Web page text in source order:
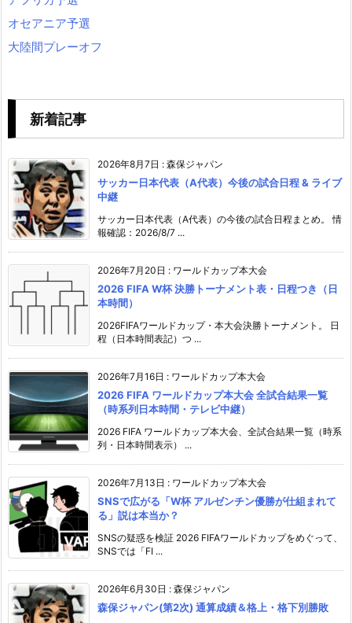
オセアニア予選
大陸間プレーオフ
新着記事
2026年8月7日 : 森保ジャパン
サッカー日本代表（A代表）今後の試合日程 & ライブ
中継
サッカー日本代表（A代表）の今後の試合日程まとめ。 情
報確認：2026/8/7 ...
2026年7月20日 : ワールドカップ本大会
2026 FIFA W杯 決勝トーナメント表・日程つき（日
本時間）
2026FIFAワールドカップ・本大会決勝トーナメント。 日
程（日本時間表記）つ ...
2026年7月16日 : ワールドカップ本大会
2026 FIFA ワールドカップ本大会 全試合結果一覧
（時系列日本時間・テレビ中継）
2026 FIFA ワールドカップ本大会、全試合結果一覧（時系
列・日本時間表示） ...
2026年7月13日 : ワールドカップ本大会
SNSで広がる「W杯 アルゼンチン優勝が仕組まれて
る」説は本当か？
SNSの疑惑を検証 2026 FIFAワールドカップをめぐって、
SNSでは「FI ...
2026年6月30日 : 森保ジャパン
森保ジャパン(第2次) 通算成績＆格上・格下別勝敗